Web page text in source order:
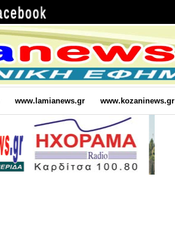
www.lamianews.gr www.kozaninews.gr